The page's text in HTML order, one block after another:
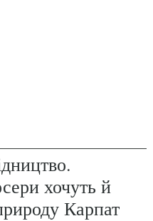
хочуть й
Карпат